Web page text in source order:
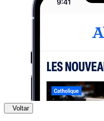
Voltar